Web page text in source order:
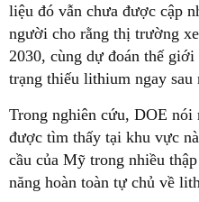
liệu đó vẫn chưa được cập
người cho rằng thị trường
2030, cùng dự đoán thế
trạng thiếu lithium ngay sau
Trong nghiên cứu, DOE
được tìm thấy tại khu vực
cầu của Mỹ trong nhiều
năng hoàn toàn tự chủ về